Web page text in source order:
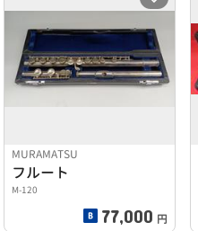
MURAMATSU
フルート
M-120
77,000 円